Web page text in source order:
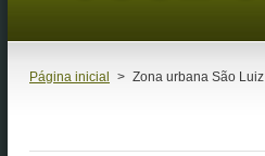
Página inicial > Zona urbana São Luiz